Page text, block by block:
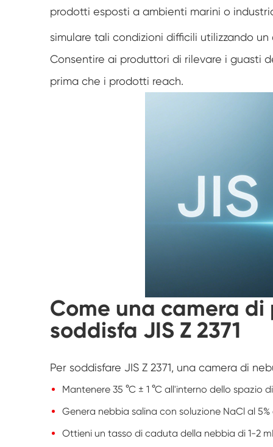
prodotti esposti a ambienti marini o
simulare tali condizioni difficili utilizzando
Consentire ai produttori di rilevare i guasti
prima che i prodotti reach.
Come una camera
soddisfa JIS Z 2371
Per soddisfare JIS Z 2371, una camera di
Mantenere 35 °C ± 1 °C all'interno dello spazio
Genera nebbia salina con soluzione NaCl al 5%
Ottieni un tasso di caduta della nebbia di 1-2